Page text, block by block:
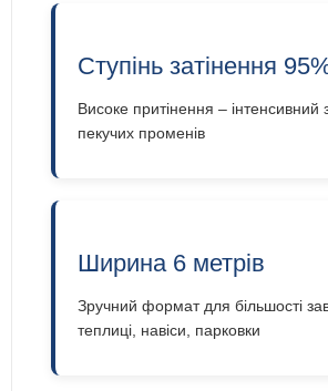
Ступінь затінення
Високе притінення – інтенсивний
пекучих променів
Ширина 6 метрів
Зручний формат для більшості
теплиці, навіси, парковки